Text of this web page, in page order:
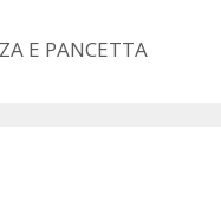
E PANCETTA